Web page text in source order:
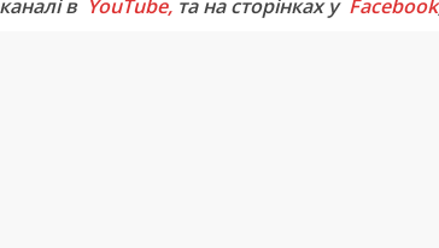
l
a
b
y
s
в YouTube, та на сторінках у Facebook